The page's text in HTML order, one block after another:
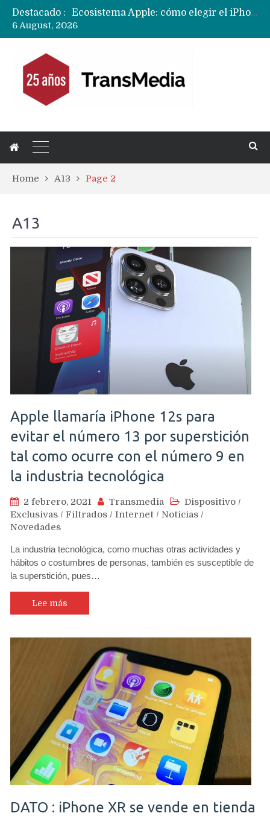
Destacado :
Nuevas filtraciones del Mate 90 Pro Max apuntan a potenciar las cámaras y pantalla OLED doble capa
6 August, 2026
Home A13 Page 2
A13
Apple llamaría iPhone 12s para
evitar el número 13 por superstición
tal como ocurre con el número 9 en
la industria tecnológica
2 febrero, 2021 Transmedia Dispositivo /
Exclusivas / Filtrados / Internet / Noticias /
Novedades
La industria tecnológica, como muchas otras actividades y
hábitos o costumbres de personas, también es susceptible de
la superstición, pues…
Lee más
DATO : iPhone XR se vende en tienda